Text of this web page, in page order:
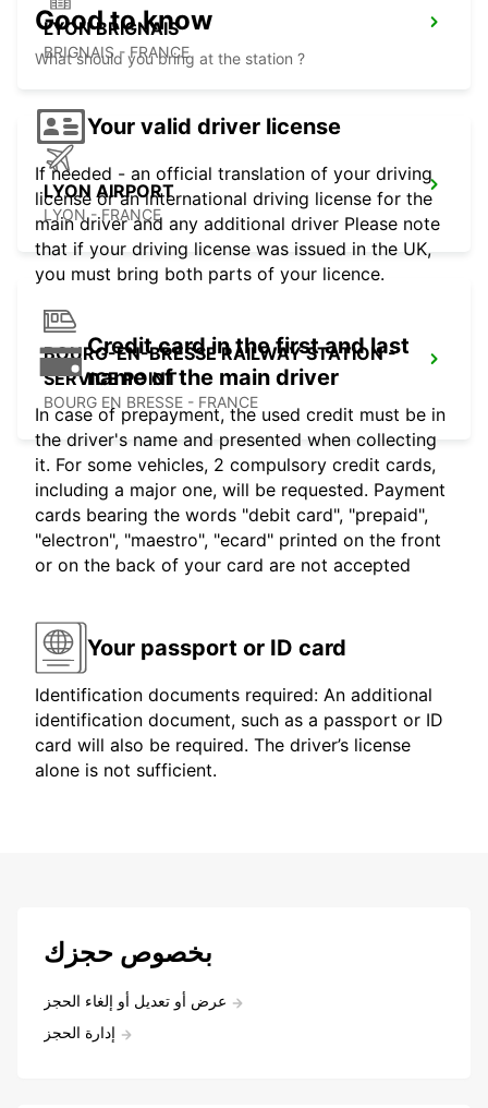
LYON BRIGNAIS
BRIGNAIS - FRANCE
LYON AIRPORT
LYON - FRANCE
BOURG-EN-BRESSE RAILWAY STATION -
SERVICE POINT
BOURG EN BRESSE - FRANCE
Good to know
What should you bring at the station ?
Your valid driver license
If needed - an official translation of your driving
license or an international driving license for the
main driver and any additional driver Please note
that if your driving license was issued in the UK,
you must bring both parts of your licence.
Credit card in the first and last
name of the main driver
In case of prepayment, the used credit must be in
the driver's name and presented when collecting
it. For some vehicles, 2 compulsory credit cards,
including a major one, will be requested. Payment
cards bearing the words "debit card", "prepaid",
"electron", "maestro", "ecard" printed on the front
or on the back of your card are not accepted
Your passport or ID card
Identification documents required: An additional
identification document, such as a passport or ID
card will also be required. The driver’s license
alone is not sufficient.
بخصوص حجزك
عرض أو تعديل أو إلغاء الحجز
إدارة الحجز